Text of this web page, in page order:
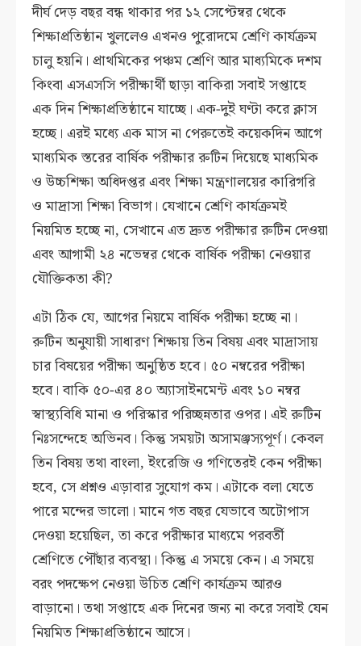
দীর্ঘ দেড় বছর বন্ধ থাকার পর ১২ সেপ্টেম্বর থেকে
শিক্ষাপ্রতিষ্ঠান খুললেও এখনও পুরোদমে শ্রেণি কার্যক্রম
চালু হয়নি। প্রাথমিকের পঞ্চম শ্রেণি আর মাধ্যমিকে দশম
কিংবা এসএসসি পরীক্ষার্থী ছাড়া বাকিরা সবাই সপ্তাহে
এক দিন শিক্ষাপ্রতিষ্ঠানে যাচ্ছে। এক-দুই ঘণ্টা করে ক্লাস
হচ্ছে। এরই মধ্যে এক মাস না পেরুতেই কয়েকদিন আগে
মাধ্যমিক স্তরের বার্ষিক পরীক্ষার রুটিন দিয়েছে মাধ্যমিক
ও উচ্চশিক্ষা অধিদপ্তর এবং শিক্ষা মন্ত্রণালয়ের কারিগরি
ও মাদ্রাসা শিক্ষা বিভাগ। যেখানে শ্রেণি কার্যক্রমই
নিয়মিত হচ্ছে না, সেখানে এত দ্রুত পরীক্ষার রুটিন দেওয়া
এবং আগামী ২৪ নভেম্বর থেকে বার্ষিক পরীক্ষা নেওয়ার
যৌক্তিকতা কী?
এটা ঠিক যে, আগের নিয়মে বার্ষিক পরীক্ষা হচ্ছে না।
রুটিন অনুযায়ী সাধারণ শিক্ষায় তিন বিষয় এবং মাদ্রাসায়
চার বিষয়ের পরীক্ষা অনুষ্ঠিত হবে। ৫০ নম্বরের পরীক্ষা
হবে। বাকি ৫০-এর ৪০ অ্যাসাইনমেন্ট এবং ১০ নম্বর
স্বাস্থ্যবিধি মানা ও পরিস্কার পরিচ্ছন্নতার ওপর। এই রুটিন
নিঃসন্দেহে অভিনব। কিন্তু সময়টা অসামঞ্জস্যপূর্ণ। কেবল
তিন বিষয় তথা বাংলা, ইংরেজি ও গণিতেরই কেন পরীক্ষা
হবে, সে প্রশ্নও এড়াবার সুযোগ কম। এটাকে বলা যেতে
পারে মন্দের ভালো। মানে গত বছর যেভাবে অটোপাস
দেওয়া হয়েছিল, তা করে পরীক্ষার মাধ্যমে পরবর্তী
শ্রেণিতে পৌঁছার ব্যবস্থা। কিন্তু এ সময়ে কেন। এ সময়ে
বরং পদক্ষেপ নেওয়া উচিত শ্রেণি কার্যক্রম আরও
বাড়ানো। তথা সপ্তাহে এক দিনের জন্য না করে সবাই যেন
নিয়মিত শিক্ষাপ্রতিষ্ঠানে আসে।